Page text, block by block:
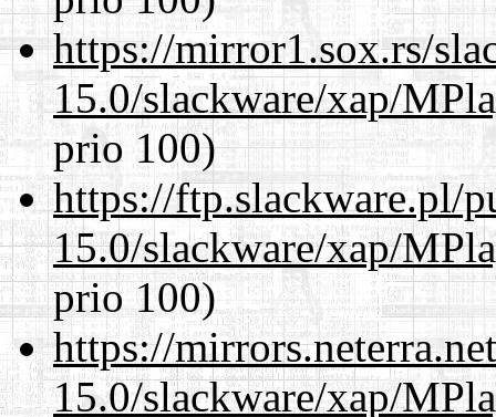
https://mirror1.sox.rs/
15.0/slackware/xap/
prio 100)
https://ftp.slackware.pl/
15.0/slackware/xap/
prio 100)
https://
15.0/slackware/xap/